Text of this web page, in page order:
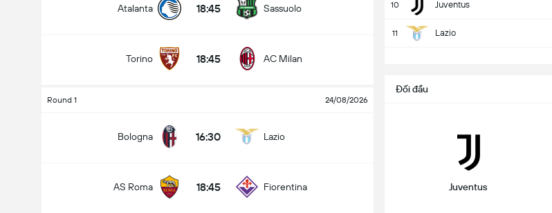
Atalanta 18:45 Sassuolo
Torino 18:45 AC Milan
Round 1 24/08/2026
Bologna 16:30 Lazio
AS Roma 18:45 Fiorentina
10 Juventus
11 Lazio
Đối đầu
Juventus